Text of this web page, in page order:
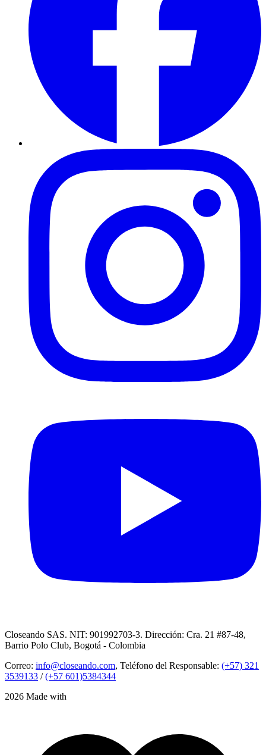
Closeando SAS. NIT: 901992703-3. Dirección: Cra. 21 #87-48,
Barrio Polo Club, Bogotá - Colombia
Correo: info@closeando.com, Teléfono del Responsable: (+57) 321
3539133 /(+57 601)5384344
2026 Made with